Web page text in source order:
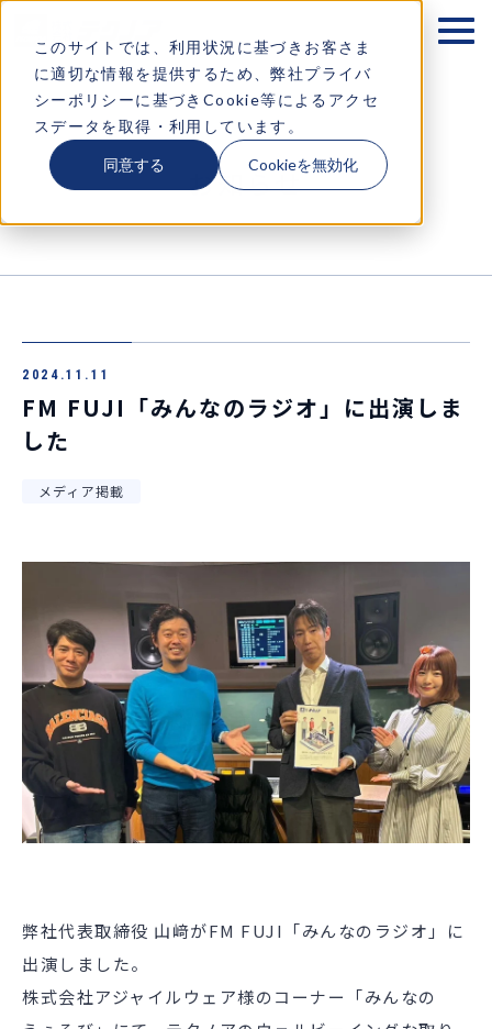
このサイトでは、利用状況に基づきお客さま
に適切な情報を提供するため、弊社プライバ
シーポリシーに基づきCookie等によるアクセ
スデータを取得・利用しています。
同意する Cookieを無効化
企業情報
ソリューション
お知らせ
お問い合わせ
お知らせ
2024.11.11
FM FUJI「みんなのラジオ」に出演しま
した
メディア掲載
弊社代表取締役 山﨑がFM FUJI「みんなのラジオ」に
出演しました。
株式会社アジャイルウェア様のコーナー「みんなの